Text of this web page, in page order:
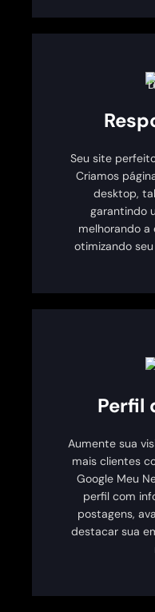
Seu site
Criamos
desktop,
garantindo
melhorando a
otimizando
Perfil
Aumente sua
mais clientes
Google Meu
perfil com
postagens,
destacar sua